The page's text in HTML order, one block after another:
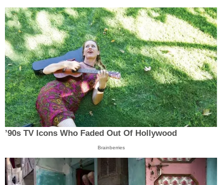
’90s TV Icons Who Faded Out Of Hollywood
Brainberries